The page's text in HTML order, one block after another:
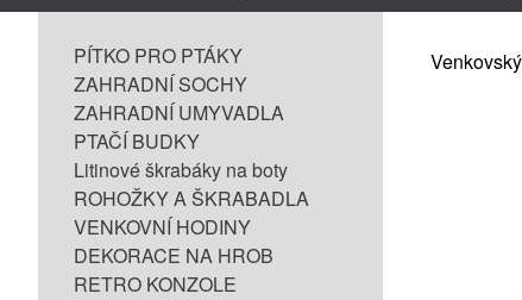
PÍTKO PRO PTÁKY
ZAHRADNÍ SOCHY
ZAHRADNÍ UMYVADLA
PTAČÍ BUDKY
Litinové škrabáky na boty
ROHOŽKY A ŠKRABADLA
VENKOVNÍ HODINY
DEKORACE NA HROB
RETRO KONZOLE